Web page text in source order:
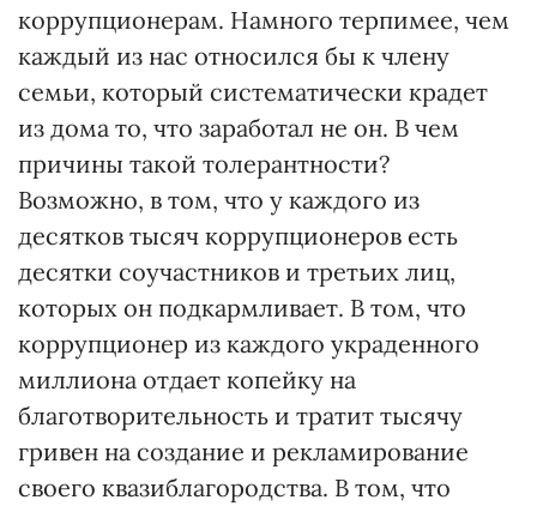
коррупционерам. Намного терпимее, чем
каждый из нас относился бы к члену
семьи, который систематически крадет
из дома то, что заработал не он. В чем
причины такой толерантности?
Возможно, в том, что у каждого из
десятков тысяч коррупционеров есть
десятки соучастников и третьих лиц,
которых он подкармливает. В том, что
коррупционер из каждого украденного
миллиона отдает копейку на
благотворительность и тратит тысячу
гривен на создание и рекламирование
своего квазиблагородства. В том, что